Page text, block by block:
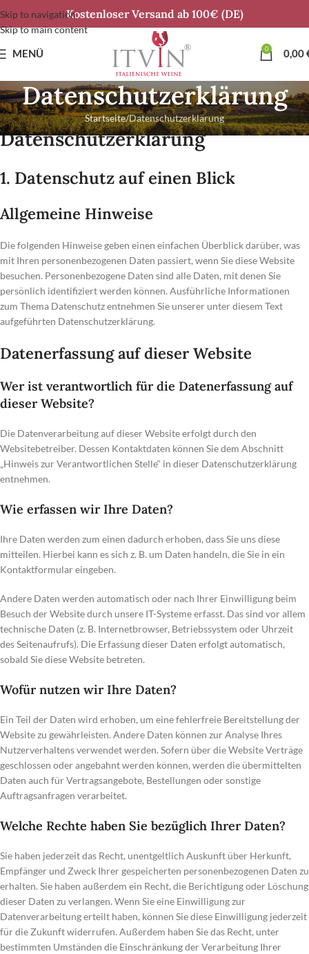
Skip to navigation
Skip to main content
Kostenloser Versand ab 100€ (DE)
MENÜ 0 0,00
Datenschutzerklärung
Startseite Datenschutzerklärung
Datenschutz­erklärung
1. Datenschutz auf einen Blick
Allgemeine Hinweise
Die folgenden Hinweise geben einen einfachen Überblick darüber, was
mit Ihren personenbezogenen Daten passiert, wenn Sie diese Website
besuchen. Personenbezogene Daten sind alle Daten, mit denen Sie
persönlich identifiziert werden können. Ausführliche Informationen
zum Thema Datenschutz entnehmen Sie unserer unter diesem Text
aufgeführten Datenschutzerklärung.
Datenerfassung auf dieser Website
Wer ist verantwortlich für die Datenerfassung auf
dieser Website?
Die Datenverarbeitung auf dieser Website erfolgt durch den
Websitebetreiber. Dessen Kontaktdaten können Sie dem Abschnitt
„Hinweis zur Verantwortlichen Stelle“ in dieser Datenschutzerklärung
entnehmen.
Wie erfassen wir Ihre Daten?
Ihre Daten werden zum einen dadurch erhoben, dass Sie uns diese
mitteilen. Hierbei kann es sich z. B. um Daten handeln, die Sie in ein
Kontaktformular eingeben.
Andere Daten werden automatisch oder nach Ihrer Einwilligung beim
Besuch der Website durch unsere IT-Systeme erfasst. Das sind vor allem
technische Daten (z. B. Internetbrowser, Betriebssystem oder Uhrzeit
des Seitenaufrufs). Die Erfassung dieser Daten erfolgt automatisch,
sobald Sie diese Website betreten.
Wofür nutzen wir Ihre Daten?
Ein Teil der Daten wird erhoben, um eine fehlerfreie Bereitstellung der
Website zu gewährleisten. Andere Daten können zur Analyse Ihres
Nutzerverhaltens verwendet werden. Sofern über die Website Verträge
geschlossen oder angebahnt werden können, werden die übermittelten
Daten auch für Vertragsangebote, Bestellungen oder sonstige
Auftragsanfragen verarbeitet.
Welche Rechte haben Sie bezüglich Ihrer Daten?
Sie haben jederzeit das Recht, unentgeltlich Auskunft über Herkunft,
Empfänger und Zweck Ihrer gespeicherten personenbezogenen Daten zu
erhalten. Sie haben außerdem ein Recht, die Berichtigung oder Löschung
dieser Daten zu verlangen. Wenn Sie eine Einwilligung zur
Datenverarbeitung erteilt haben, können Sie diese Einwilligung jederzeit
für die Zukunft widerrufen. Außerdem haben Sie das Recht, unter
bestimmten Umständen die Einschränkung der Verarbeitung Ihrer